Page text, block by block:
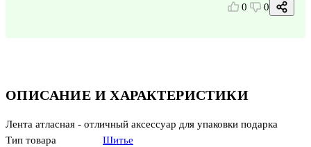
ОПИСАНИЕ И ХАРАКТЕРИСТИКИ
Лента атласная - отличный аксессуар для упаковки подарка
Тип товара
Шитье
0 0